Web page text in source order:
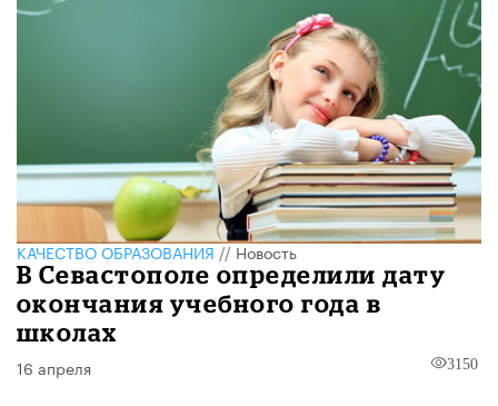
КАЧЕСТВО ОБРАЗОВАНИЯ//Новость
В Севастополе определили дату
окончания учебного года в
школах
16 апреля 3150